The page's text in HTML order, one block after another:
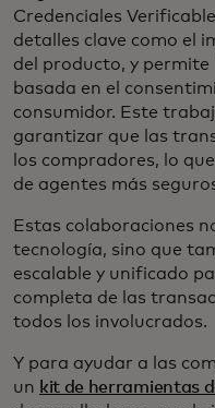
Credenciales
detalles clave como el
del producto, y
basada en el
consumidor. Este
garantizar que las
los compradores, lo
de agentes más
Estas colaboraciones
tecnología, sino que
escalable y unificado
completa de las
todos los involucrados.
Y para ayudar a las
un kit de herramientas